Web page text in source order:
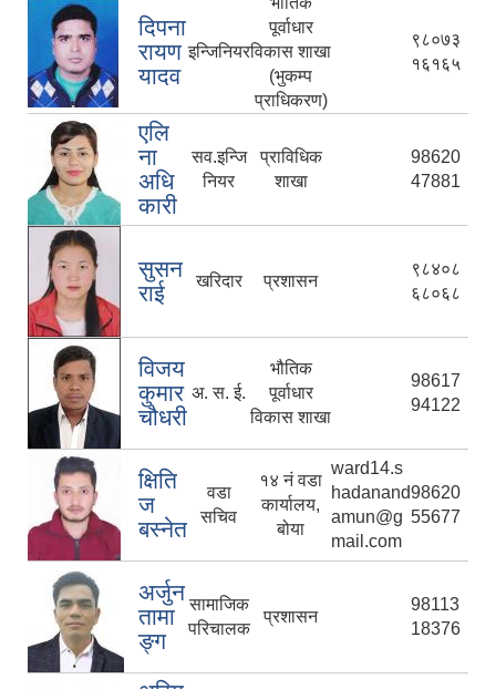
दिपना
रायण
यादव
इन्जिनियर
पूर्वाधार
विकास शाखा
(भुकम्प
प्राधिकरण)
९८०७३
१६१६५
एलि
ना
अधि
कारी
सव.इन्जि
नियर
प्राविधिक
शाखा
98620
47881
सुसन
राई
खरिदार प्रशासन
९८४०८
६८०६८
विजय
कुमार
चौधरी
अ. स. ई.
भौतिक
पूर्वाधार
विकास शाखा
98617
94122
क्षिति
ज
बस्नेत
वडा
सचिव
१४ नं वडा
कार्यालय,
बोया
ward14.s
hadanand
amun@g
mail.com
98620
55677
अर्जुन
तामा
ङ्ग
सामाजिक
परिचालक
प्रशासन
98113
18376